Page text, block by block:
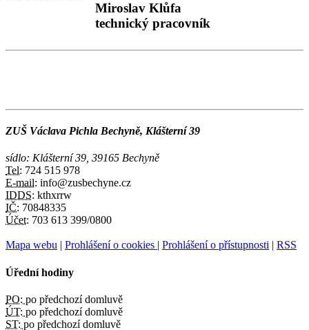
Miroslav Klůfa
technický pracovník
ZUŠ Václava Pichla Bechyně, Klášterní 39
sídlo: Klášterní 39, 39165 Bechyně
Tel: 724 515 978
E-mail: info@zusbechyne.cz
IDDS: kthxrrw
IČ: 70848335
Účet: 703 613 399/0800
Mapa webu | Prohlášení o cookies | Prohlášení o přístupnosti | RSS
Úřední hodiny
PO: po předchozí domluvě
ÚT: po předchozí domluvě
ST: po předchozí domluvě